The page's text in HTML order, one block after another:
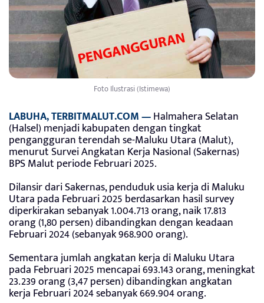
Foto Ilustrasi (Istimewa)
LABUHA, TERBITMALUT.COM —Halmahera Selatan
(Halsel) menjadi kabupaten dengan tingkat
pengangguran terendah se-Maluku Utara (Malut),
menurut Survei Angkatan Kerja Nasional (Sakernas)
BPS Malut periode Februari 2025.
Dilansir dari Sakernas, penduduk usia kerja di Maluku
Utara pada Februari 2025 berdasarkan hasil survey
diperkirakan sebanyak 1.004.713 orang, naik 17.813
orang (1,80 persen) dibandingkan dengan keadaan
Februari 2024 (sebanyak 968.900 orang).
Sementara jumlah angkatan kerja di Maluku Utara
pada Februari 2025 mencapai 693.143 orang, meningkat
23.239 orang (3,47 persen) dibandingkan angkatan
kerja Februari 2024 sebanyak 669.904 orang.